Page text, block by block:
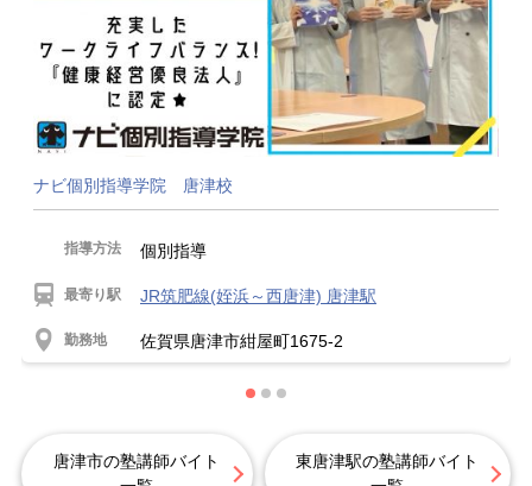
ナビ個別指導学院 唐津校
指導方法 個別指導
最寄り駅 JR筑肥線(姪浜～西唐津) 唐津駅
勤務地 佐賀県唐津市紺屋町1675-2
唐津市の塾講師バイト
東唐津駅の塾講師バイト